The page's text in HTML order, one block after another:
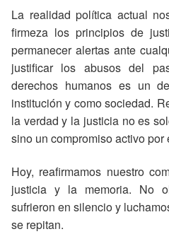
La realidad política actual
firmeza los principios de
permanecer alertas ante
justificar los abusos del
derechos humanos es un
institución y como sociedad.
la verdad y la justicia no es
sino un compromiso activo por
Hoy, reafirmamos nuestro
justicia y la memoria. No
sufrieron en silencio y
se repitan.